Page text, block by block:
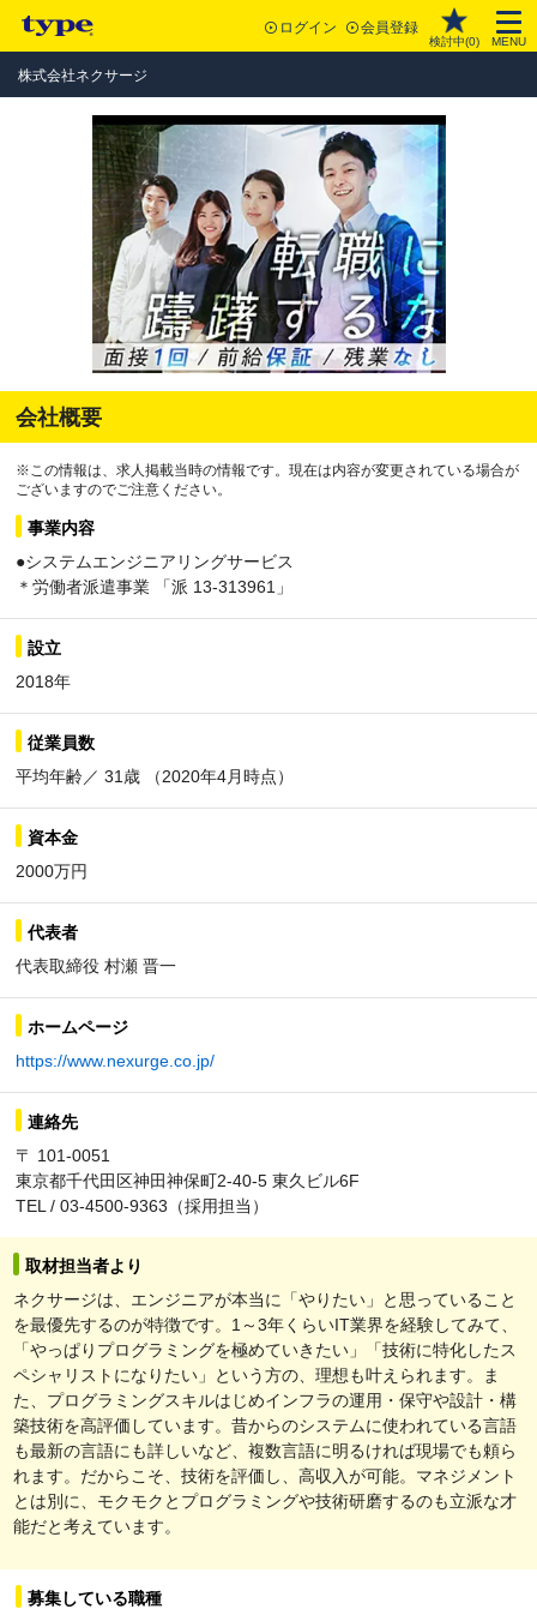
ログイン 会員登録
検討中(0) MENU
株式会社ネクサージ
会社概要
※この情報は、求人掲載当時の情報です。現在は内容が変更されている場合が
ございますのでご注意ください。
事業内容
●システムエンジニアリングサービス
＊労働者派遣事業 「派 13-313961」
設立
2018年
従業員数
平均年齢／ 31歳 （2020年4月時点）
資本金
2000万円
代表者
代表取締役 村瀬 晋一
ホームページ
https://www.nexurge.co.jp/
連絡先
〒 101-0051
東京都千代田区神田神保町2-40-5 東久ビル6F
TEL / 03-4500-9363（採用担当）
取材担当者より
ネクサージは、エンジニアが本当に「やりたい」と思っていること
を最優先するのが特徴です。1～3年くらいIT業界を経験してみて、
「やっぱりプログラミングを極めていきたい」「技術に特化したス
ペシャリストになりたい」という方の、理想も叶えられます。ま
た、プログラミングスキルはじめインフラの運用・保守や設計・構
築技術を高評価しています。昔からのシステムに使われている言語
も最新の言語にも詳しいなど、複数言語に明るければ現場でも頼ら
れます。だからこそ、技術を評価し、高収入が可能。マネジメント
とは別に、モクモクとプログラミングや技術研磨するのも立派な才
能だと考えています。
募集している職種